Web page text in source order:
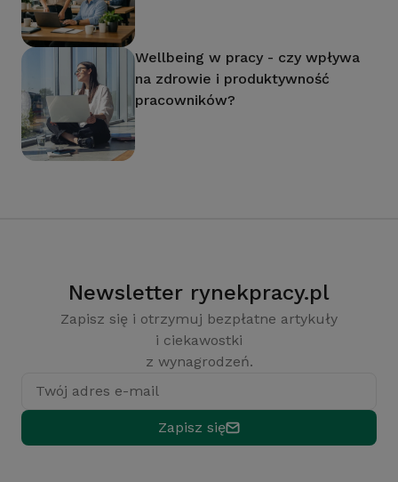
Wellbeing w pracy - czy wpływa
na zdrowie i produktywność
pracowników?
Newsletter rynekpracy.pl
Zapisz się i otrzymuj bezpłatne artykuły
i ciekawostki
z wynagrodzeń.
Twój adres e-mail
Zapisz się